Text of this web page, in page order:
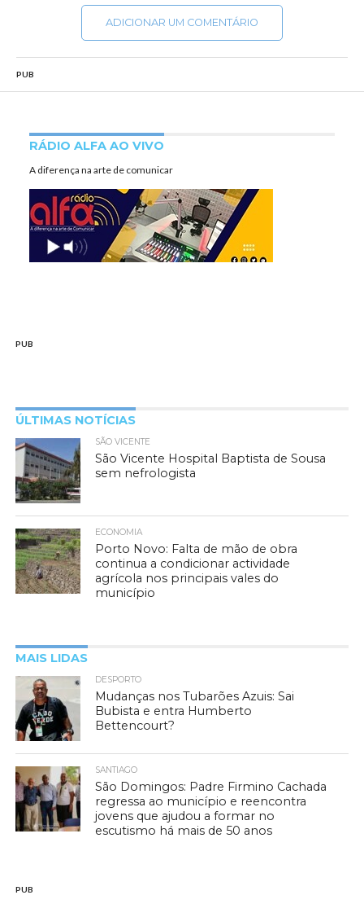
ADICIONAR UM COMENTÁRIO
PUB
RÁDIO ALFA AO VIVO
A diferença na arte de comunicar
PUB
ÚLTIMAS NOTÍCIAS
SÃO VICENTE
São Vicente Hospital Baptista de Sousa
sem nefrologista
ECONOMIA
Porto Novo: Falta de mão de obra
continua a condicionar actividade
agrícola nos principais vales do
município
MAIS LIDAS
DESPORTO
Mudanças nos Tubarões Azuis: Sai
Bubista e entra Humberto
Bettencourt?
SANTIAGO
São Domingos: Padre Firmino Cachada
regressa ao município e reencontra
jovens que ajudou a formar no
escutismo há mais de 50 anos
PUB